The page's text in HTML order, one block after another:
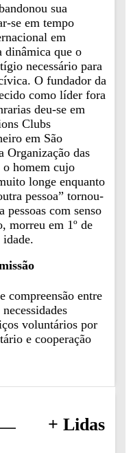
sua
se em tempo
em
dinâmica que o
necessário para
O fundador da
como líder fora
deu-se em
Clubs
em São
das
homem cujo
longe enquanto
pessoa” tornou-
com senso
morreu em 1º de
idade.
compreensão entre
voluntários por
e cooperação
+ Lidas